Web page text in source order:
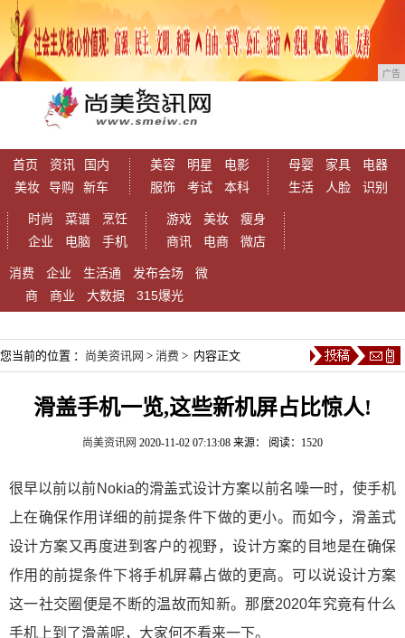
广告
首页 资讯
国内
美妆
导购 新车
美容 明星
电影
服饰
考试 本科
母婴 家具
电器
生活
人脸 识别
时尚 菜谱
烹饪
企业
电脑 手机
游戏 美妆
瘦身
商讯
电商 微店
消费 企业 生活通 发布会场
微
商
商业 大数据 315爆光
您当前的位置 ： 尚美资讯网 > 消费 > 内容正文
滑盖手机一览,这些新机屏占比惊人!
尚美资讯网 2020-11-02 07:13:08 来源： 阅读：1520
很早以前以前Nokia的滑盖式设计方案以前名噪一时，使手机
上在确保作用详细的前提条件下做的更小。而如今，滑盖式
设计方案又再度进到客户的视野，设计方案的目地是在确保
作用的前提条件下将手机屏幕占做的更高。可以说设计方案
这一社交圈便是不断的温故而知新。那麼2020年究竟有什么
手机上到了滑盖呢，大家何不看来一下。